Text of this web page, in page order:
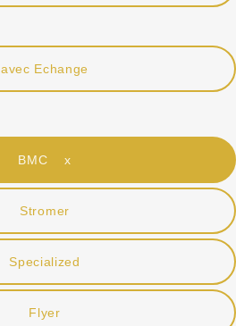
avec Echange
BMC x
Stromer
Specialized
Flyer